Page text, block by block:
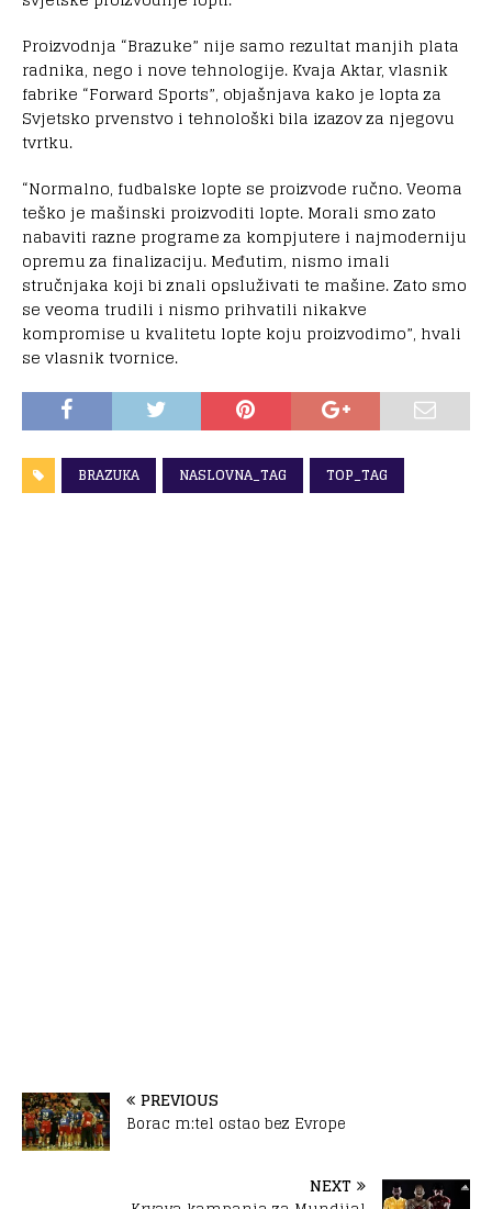
Proizvodnja “Brazuke” nije samo rezultat manjih plata
radnika, nego i nove tehnologije. Kvaja Aktar, vlasnik
fabrike “Forward Sports”, objašnjava kako je lopta za
Svjetsko prvenstvo i tehnološki bila izazov za njegovu
tvrtku.
“Normalno, fudbalske lopte se proizvode ručno. Veoma
teško je mašinski proizvoditi lopte. Morali smo zato
nabaviti razne programe za kompjutere i najmoderniju
opremu za finalizaciju. Međutim, nismo imali
stručnjaka koji bi znali opsluživati te mašine. Zato smo
se veoma trudili i nismo prihvatili nikakve
kompromise u kvalitetu lopte koju proizvodimo”, hvali
se vlasnik tvornice.
BRAZUKA NASLOVNA_TAG TOP_TAG
PREVIOUS
Borac m:tel ostao bez Evrope
NEXT